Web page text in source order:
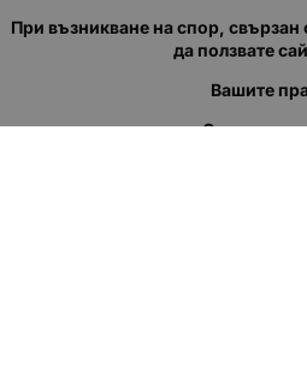
При възникване на спор,
да ползвате
Вашите
Отказ от